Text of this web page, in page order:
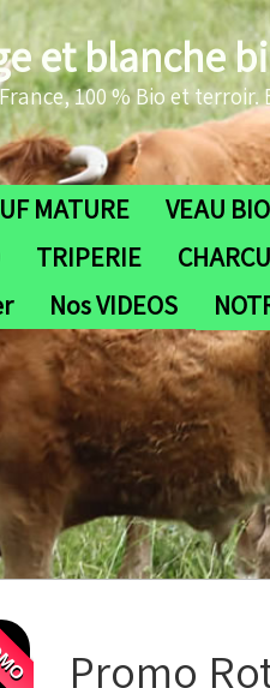
et blanche
100 % Bio et
MATURE VEAU BIO
TRIPERIE
Nos VIDEOS
Promo